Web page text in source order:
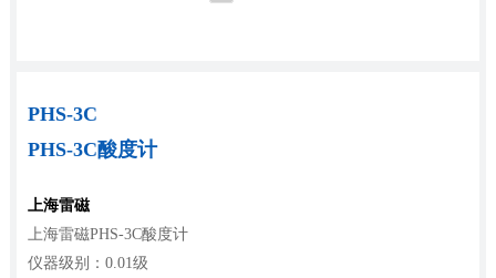
PHS-3C
PHS-3C酸度计
上海雷磁
上海雷磁PHS-3C酸度计
仪器级别：0.01级